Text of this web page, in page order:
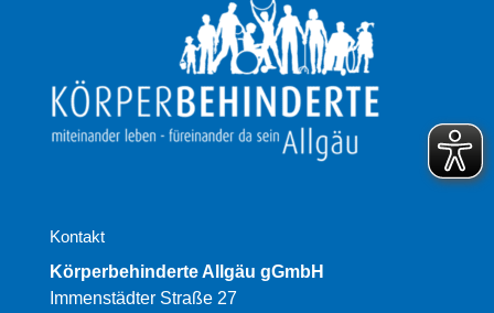
Kontakt
Körperbehinderte Allgäu gGmbH
Immenstädter Straße 27